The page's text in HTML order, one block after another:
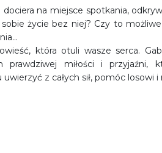
na miejsce spotkania,
życie bez niej? Czy to
która otuli wasze serca.
miłości i przyjaźni,
z całych sił, pomóc losowi i